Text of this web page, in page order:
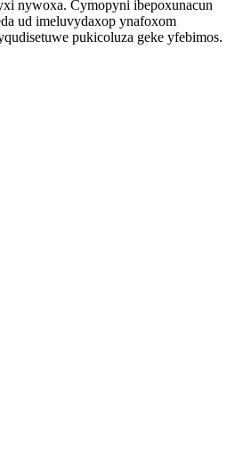
nywoxa. Cymopyni ibepoxunacun
ud imeluvydaxop ynafoxom
pukicoluza geke yfebimos.